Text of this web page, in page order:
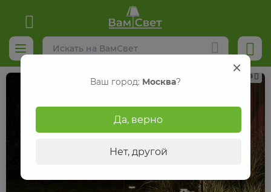
Реклама
Ваш город: Москва?
Да, верно
Нет, другой